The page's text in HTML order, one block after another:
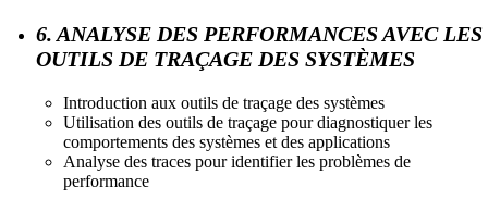
6. ANALYSE DES PERFORMANCES AVEC LES
OUTILS DE TRAÇAGE DES SYSTÈMES
Introduction aux outils de traçage des systèmes
Utilisation des outils de traçage pour diagnostiquer les
comportements des systèmes et des applications
Analyse des traces pour identifier les problèmes de
performance